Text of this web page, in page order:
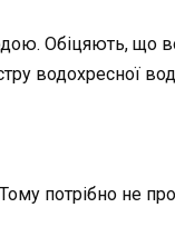
Обіцяють, що
водохресної
потрібно не